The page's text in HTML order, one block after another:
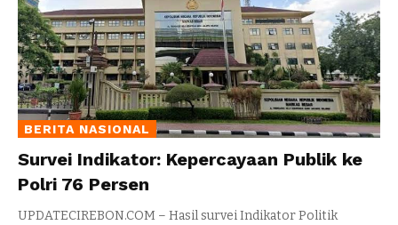
BERITA NASIONAL
Survei Indikator: Kepercayaan Publik ke
Polri 76 Persen
UPDATECIREBON.COM – Hasil survei Indikator Politik